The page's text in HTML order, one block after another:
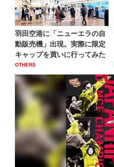
羽田空港に「ニューエラの自
動販売機」出現。実際に限定
キャップを買いに行ってみた
OTHERS